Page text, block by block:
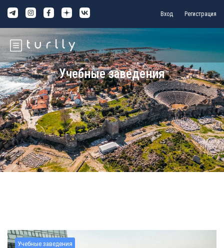
Вход Регистрация
Учебные заведения
Учебные заведения